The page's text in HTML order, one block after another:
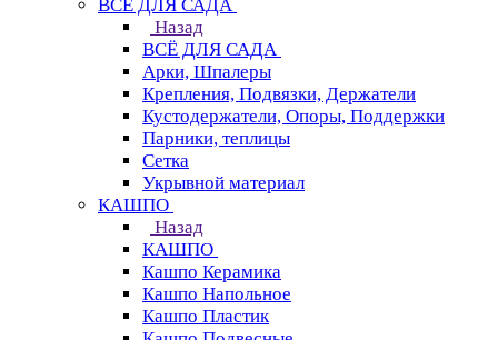
ВСЁ ДЛЯ САДА
Назад
ВСЁ ДЛЯ САДА
Арки, Шпалеры
Крепления, Подвязки, Держатели
Кустодержатели, Опоры, Поддержки
Парники, теплицы
Сетка
Укрывной материал
КАШПО
Назад
КАШПО
Кашпо Керамика
Кашпо Напольное
Кашпо Пластик